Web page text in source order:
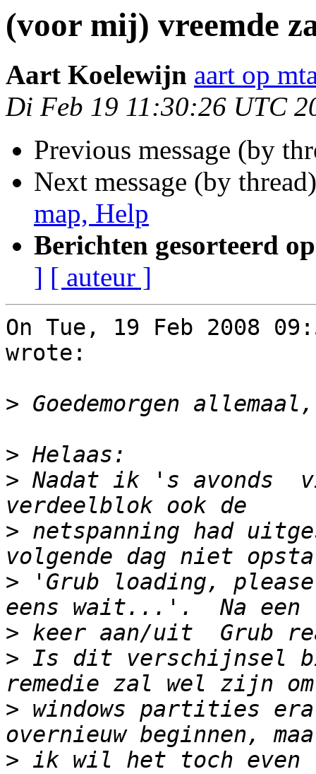
(voor mij) vreemde
Aart Koelewijn aart op
Di Feb 19 11:30:26 UTC
Previous message (by
Next message (by
map, Help
Berichten gesorteerd
] [ auteur ]
On Tue, 19 Feb 2008
wrote:
>
>
> Nadat ik 's avonds
> netspanning had
> 'Grub loading,
>
> Is dit verschijnsel
> windows partities
> ik wil het toch even